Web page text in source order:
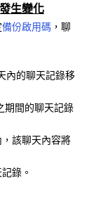
生變化
備份啟用碼 ，聊
內的聊天記錄移
期間的聊天記錄
該聊天內容將
錄。